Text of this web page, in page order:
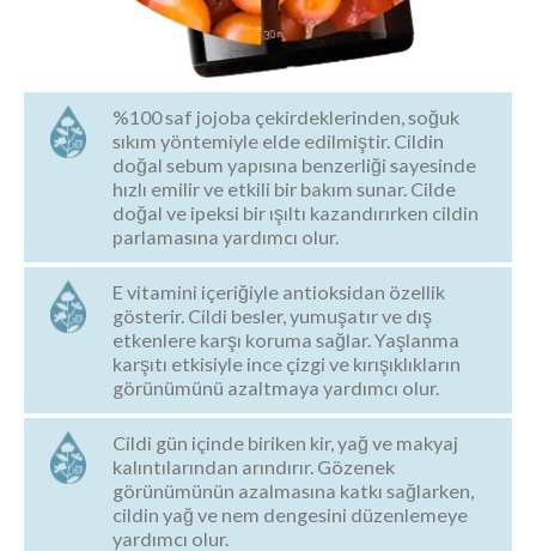
%100 saf jojoba çekirdeklerinden, soğuk
sıkım yöntemiyle elde edilmiştir. Cildin
doğal sebum yapısına benzerliği sayesinde
hızlı emilir ve etkili bir bakım sunar. Cilde
doğal ve ipeksi bir ışıltı kazandırırken cildin
parlamasına yardımcı olur.
E vitamini içeriğiyle antioksidan özellik
gösterir. Cildi besler, yumuşatır ve dış
etkenlere karşı koruma sağlar. Yaşlanma
karşıtı etkisiyle ince çizgi ve kırışıklıkların
görünümünü azaltmaya yardımcı olur.
Cildi gün içinde biriken kir, yağ ve makyaj
kalıntılarından arındırır. Gözenek
görünümünün azalmasına katkı sağlarken,
cildin yağ ve nem dengesini düzenlemeye
yardımcı olur.